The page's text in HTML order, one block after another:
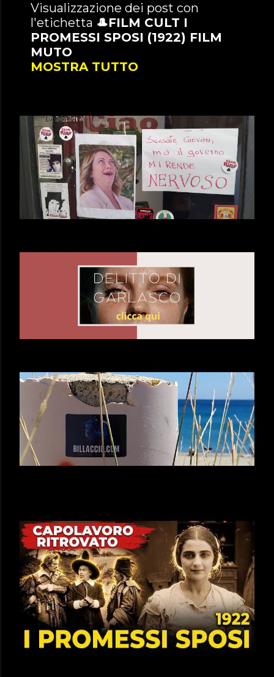
Visualizzazione dei post con
l'etichetta 🎩FILM CULT I
PROMESSI SPOSI (1922) FILM
MUTO
MOSTRA TUTTO